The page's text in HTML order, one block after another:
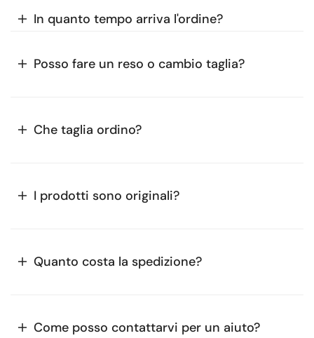
In quanto tempo arriva l'ordine?
Posso fare un reso o cambio taglia?
Che taglia ordino?
I prodotti sono originali?
Quanto costa la spedizione?
Come posso contattarvi per un aiuto?